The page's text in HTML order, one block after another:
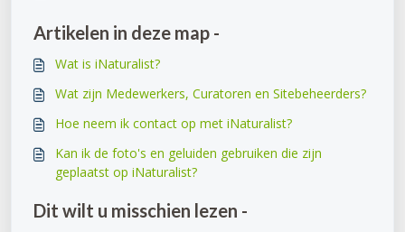
Artikelen in deze map -
Wat is iNaturalist?
Wat zijn Medewerkers, Curatoren en Sitebeheerders?
Hoe neem ik contact op met iNaturalist?
Kan ik de foto's en geluiden gebruiken die zijn
geplaatst op iNaturalist?
Dit wilt u misschien lezen -